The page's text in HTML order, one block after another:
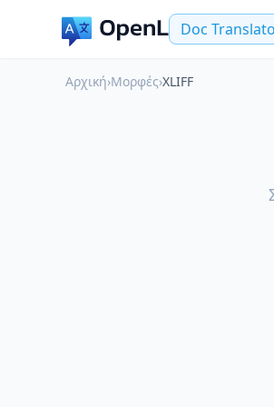
Doc
Αρχική›Μορφές›XLIFF